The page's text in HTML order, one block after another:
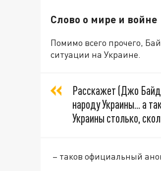
Слово о мире и войне
Помимо всего прочего,
ситуации на Украине.
Расскажет (Джо
народу Украины... а
Украины столько,
– таков официальный